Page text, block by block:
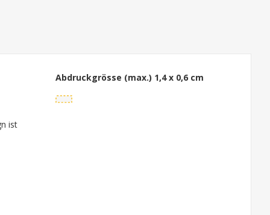
ist
Abdruckgrösse (max.) 1,4 x 0,6 cm